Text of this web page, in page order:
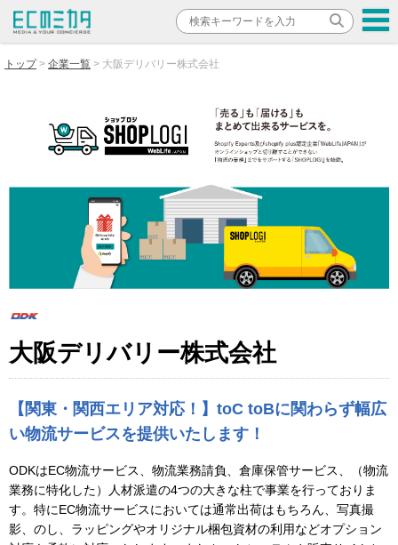
トップ 企業一覧 大阪デリバリー株式会社
大阪デリバリー株式会社
【関東・関西エリア対応！】toC toBに関わらず幅広
い物流サービスを提供いたします！
ODKはEC物流サービス、物流業務請負、倉庫保管サービス、（物流
業務に特化した）人材派遣の4つの大きな柱で事業を行っておりま
す。特にEC物流サービスにおいては通常出荷はもちろん、写真撮
影、のし、ラッピングやオリジナル梱包資材の利用などオプション